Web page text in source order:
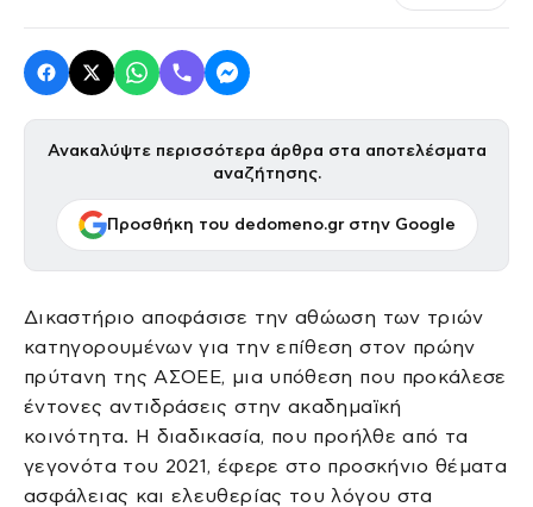
Ανακαλύψτε περισσότερα άρθρα στα αποτελέσματα
αναζήτησης.
Προσθήκη του dedomeno.gr στην Google
Δικαστήριο αποφάσισε την αθώωση των τριών
κατηγορουμένων για την επίθεση στον πρώην
πρύτανη της ΑΣΟΕΕ, μια υπόθεση που προκάλεσε
έντονες αντιδράσεις στην ακαδημαϊκή
κοινότητα. Η διαδικασία, που προήλθε από τα
γεγονότα του 2021, έφερε στο προσκήνιο θέματα
ασφάλειας και ελευθερίας του λόγου στα